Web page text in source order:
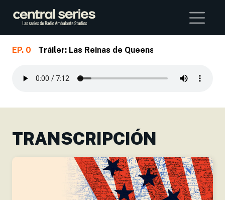
EP. 0 Tráiler: Las Reinas de Queens
TRANSCRIPCIÓN